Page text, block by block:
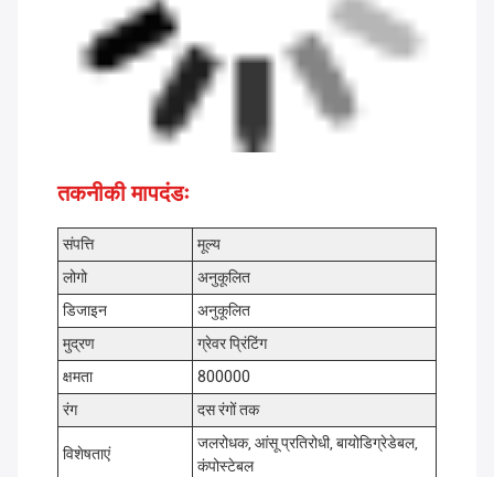
तकनीकी मापदंडः
संपत्ति
मूल्य
लोगो
अनुकूलित
डिजाइन
अनुकूलित
मुद्रण
ग्रेवर प्रिंटिंग
क्षमता
800000
रंग
दस रंगों तक
विशेषताएं
जलरोधक, आंसू प्रतिरोधी, बायोडिग्रेडेबल,
कंपोस्टेबल